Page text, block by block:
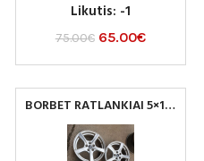
Likutis: -1
75.00€ 65.00€
BORBET RATLANKIAI 5×112
R17